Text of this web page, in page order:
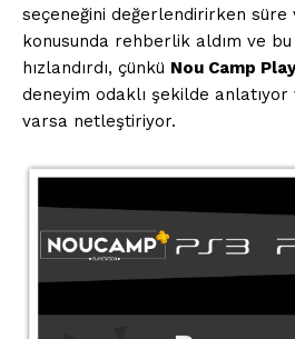
seçeneğini değerlendirirken
konusunda rehberlik aldım ve
hızlandırdı, çünkü Nou Camp
deneyim odaklı şekilde anlatıyor
varsa netleştiriyor.